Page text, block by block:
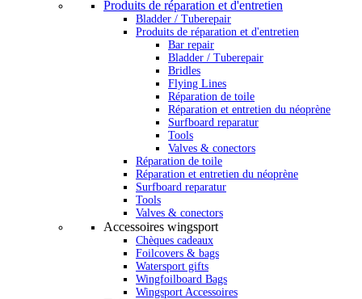
Produits de réparation et d'entretien
Bladder / Tuberepair
Produits de réparation et d'entretien
Bar repair
Bladder / Tuberepair
Bridles
Flying Lines
Réparation de toile
Réparation et entretien du néoprène
Surfboard reparatur
Tools
Valves & conectors
Réparation de toile
Réparation et entretien du néoprène
Surfboard reparatur
Tools
Valves & conectors
Accessoires wingsport
Chèques cadeaux
Foilcovers & bags
Watersport gifts
Wingfoilboard Bags
Wingsport Accessoires